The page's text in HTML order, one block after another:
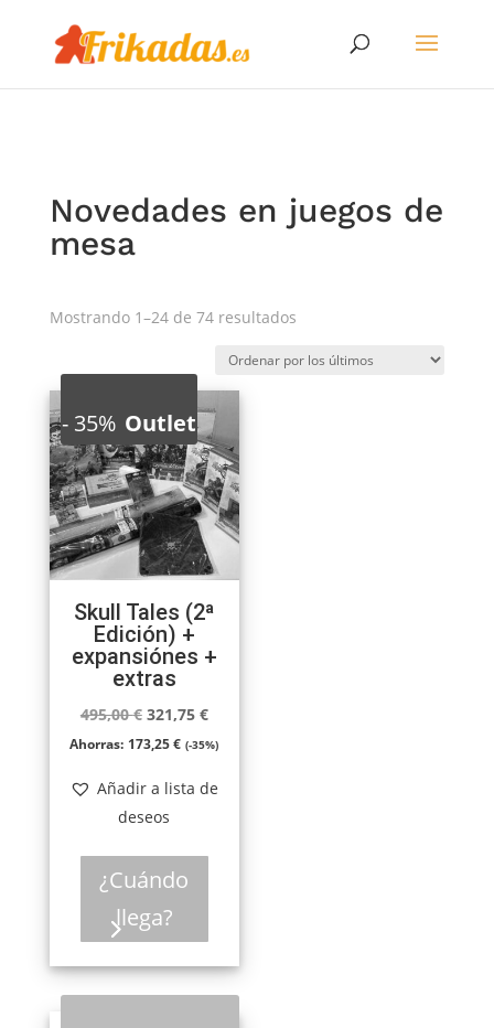
Novedades en juegos de
mesa
Mostrando 1–24 de 74 resultadosOrdenado
los
-35% Outlet
Skull Tales (2ª
Edición) +
expansiónes +
extras
495,00€ El
precio
era:
495,00 €.
321,75 €El
precio
es:
Ahorras: 173,25€ (-35%)
Añadir a lista de
deseos
¿Cuándo
llega?